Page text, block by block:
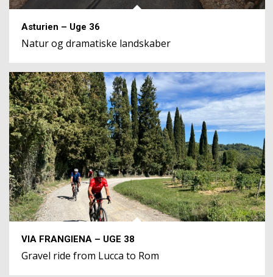
Asturien – Uge 36
Natur og dramatiske landskaber
VIA FRANGIENA – UGE 38
Gravel ride from Lucca to Rom